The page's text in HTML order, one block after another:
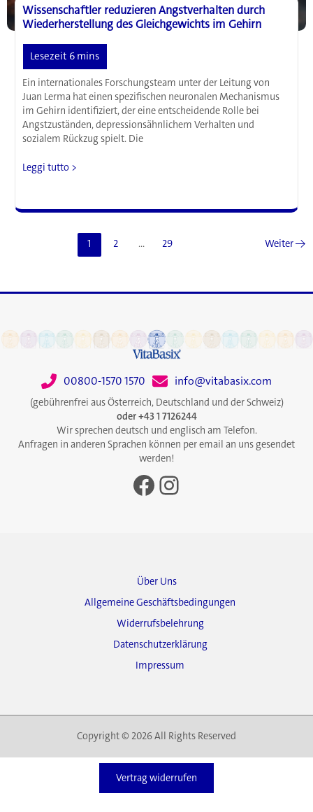
Wissenschaftler reduzieren Angstverhalten durch
Wiederherstellung des Gleichgewichts im Gehirn
Ein internationales Forschungsteam unter der Leitung von
Juan Lerma hat einen spezifischen neuronalen Mechanismus
im Gehirn identifiziert, der eine entscheidende Rolle bei
Angstzuständen, depressionsähnlichem Verhalten und
sozialem Rückzug spielt. Die
Wissenschaftler
durch
Leggi tutto >
1 2 … 29 Weiter→
00800-1570 1570 info@vitabasix.com
(gebührenfrei aus Österreich, Deutschland und der Schweiz)
oder +43 1 7126244
Wir sprechen deutsch und englisch am Telefon.
Anfragen in anderen Sprachen können per email an uns gesendet
werden!
Facebook
Instagram
Über Uns
Allgemeine Geschäftsbedingungen
Widerrufsbelehrung
Datenschutzerklärung
Impressum
Copyright © 2026 All Rights Reserved
Vertrag widerrufen